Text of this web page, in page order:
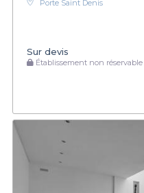
Porte Saint Denis
Sur devis
Établissement non réservable